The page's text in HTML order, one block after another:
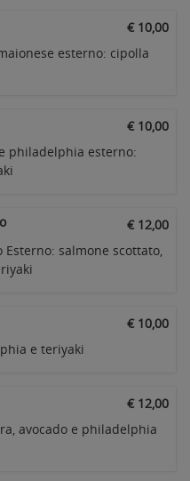
€ 10,00
esterno: cipolla
€ 10,00
philadelphia esterno:
€ 12,00
salmone scottato,
€ 10,00
e teriyaki
€ 12,00
avocado e philadelphia